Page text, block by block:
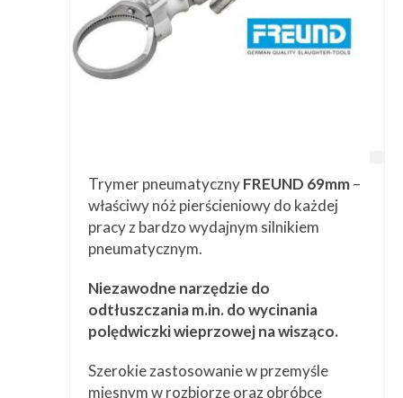
Trymer pneumatycznyFREUND 69mm–
właściwy nóż pierścieniowy do każdej
pracy z bardzo wydajnym silnikiem
pneumatycznym.
Niezawodne narzędzie do
odtłuszczania m.in. do wycinania
polędwiczki wieprzowej na wisząco.
Szerokie zastosowanie w przemyśle
mięsnym w rozbiorze oraz obróbce